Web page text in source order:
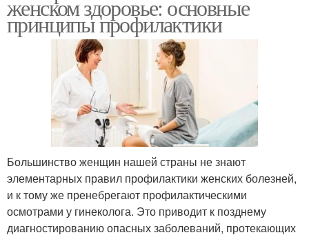
женском здоровье: основные
принципы профилактики
Большинство женщин нашей страны не знают
элементарных правил профилактики женских болезней,
и к тому же пренебрегают профилактическими
осмотрами у гинеколога. Это приводит к позднему
диагностированию опасных заболеваний, протекающих